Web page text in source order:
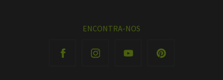
ENCONTRA-NOS